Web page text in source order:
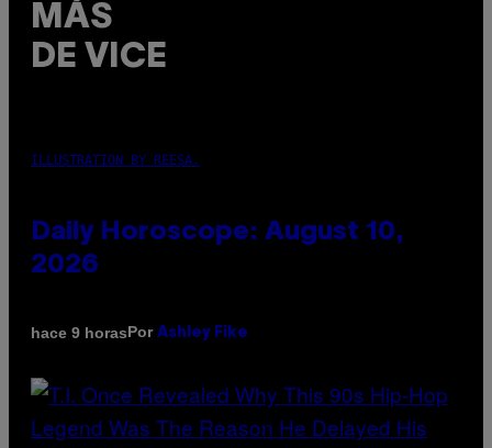
MÁS
DE VICE
ILLUSTRATION BY REESA.
Daily Horoscope: August 10,
2026
hace 9 horasPor Ashley Fike